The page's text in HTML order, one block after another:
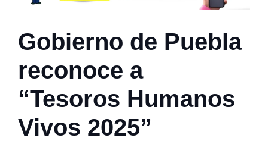
Gobierno de Puebla
reconoce a
“Tesoros Humanos
Vivos 2025”